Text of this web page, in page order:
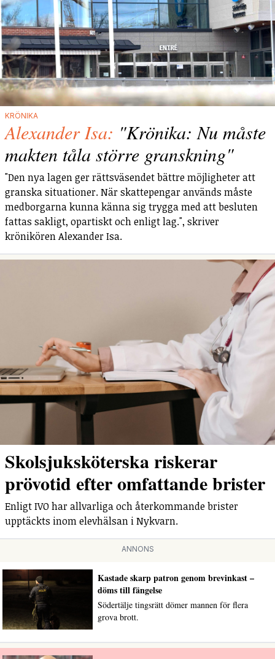
KRÖNIKA
Alexander Isa: "Krönika: Nu måste
makten tåla större granskning"
"Den nya lagen ger rättsväsendet bättre möjligheter att
granska situationer. När skattepengar används måste
medborgarna kunna känna sig trygga med att besluten
fattas sakligt, opartiskt och enligt lag.", skriver
krönikören Alexander Isa.
Skolsjuksköterska riskerar
prövotid efter omfattande brister
Enligt IVO har allvarliga och återkommande brister
upptäckts inom elevhälsan i Nykvarn.
ANNONS
Kastade skarp patron genom brevinkast –
döms till fängelse
Södertälje tingsrätt dömer mannen för flera
grova brott.